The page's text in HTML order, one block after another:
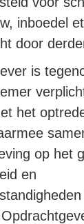
inboedel
door
is
het
op het
en